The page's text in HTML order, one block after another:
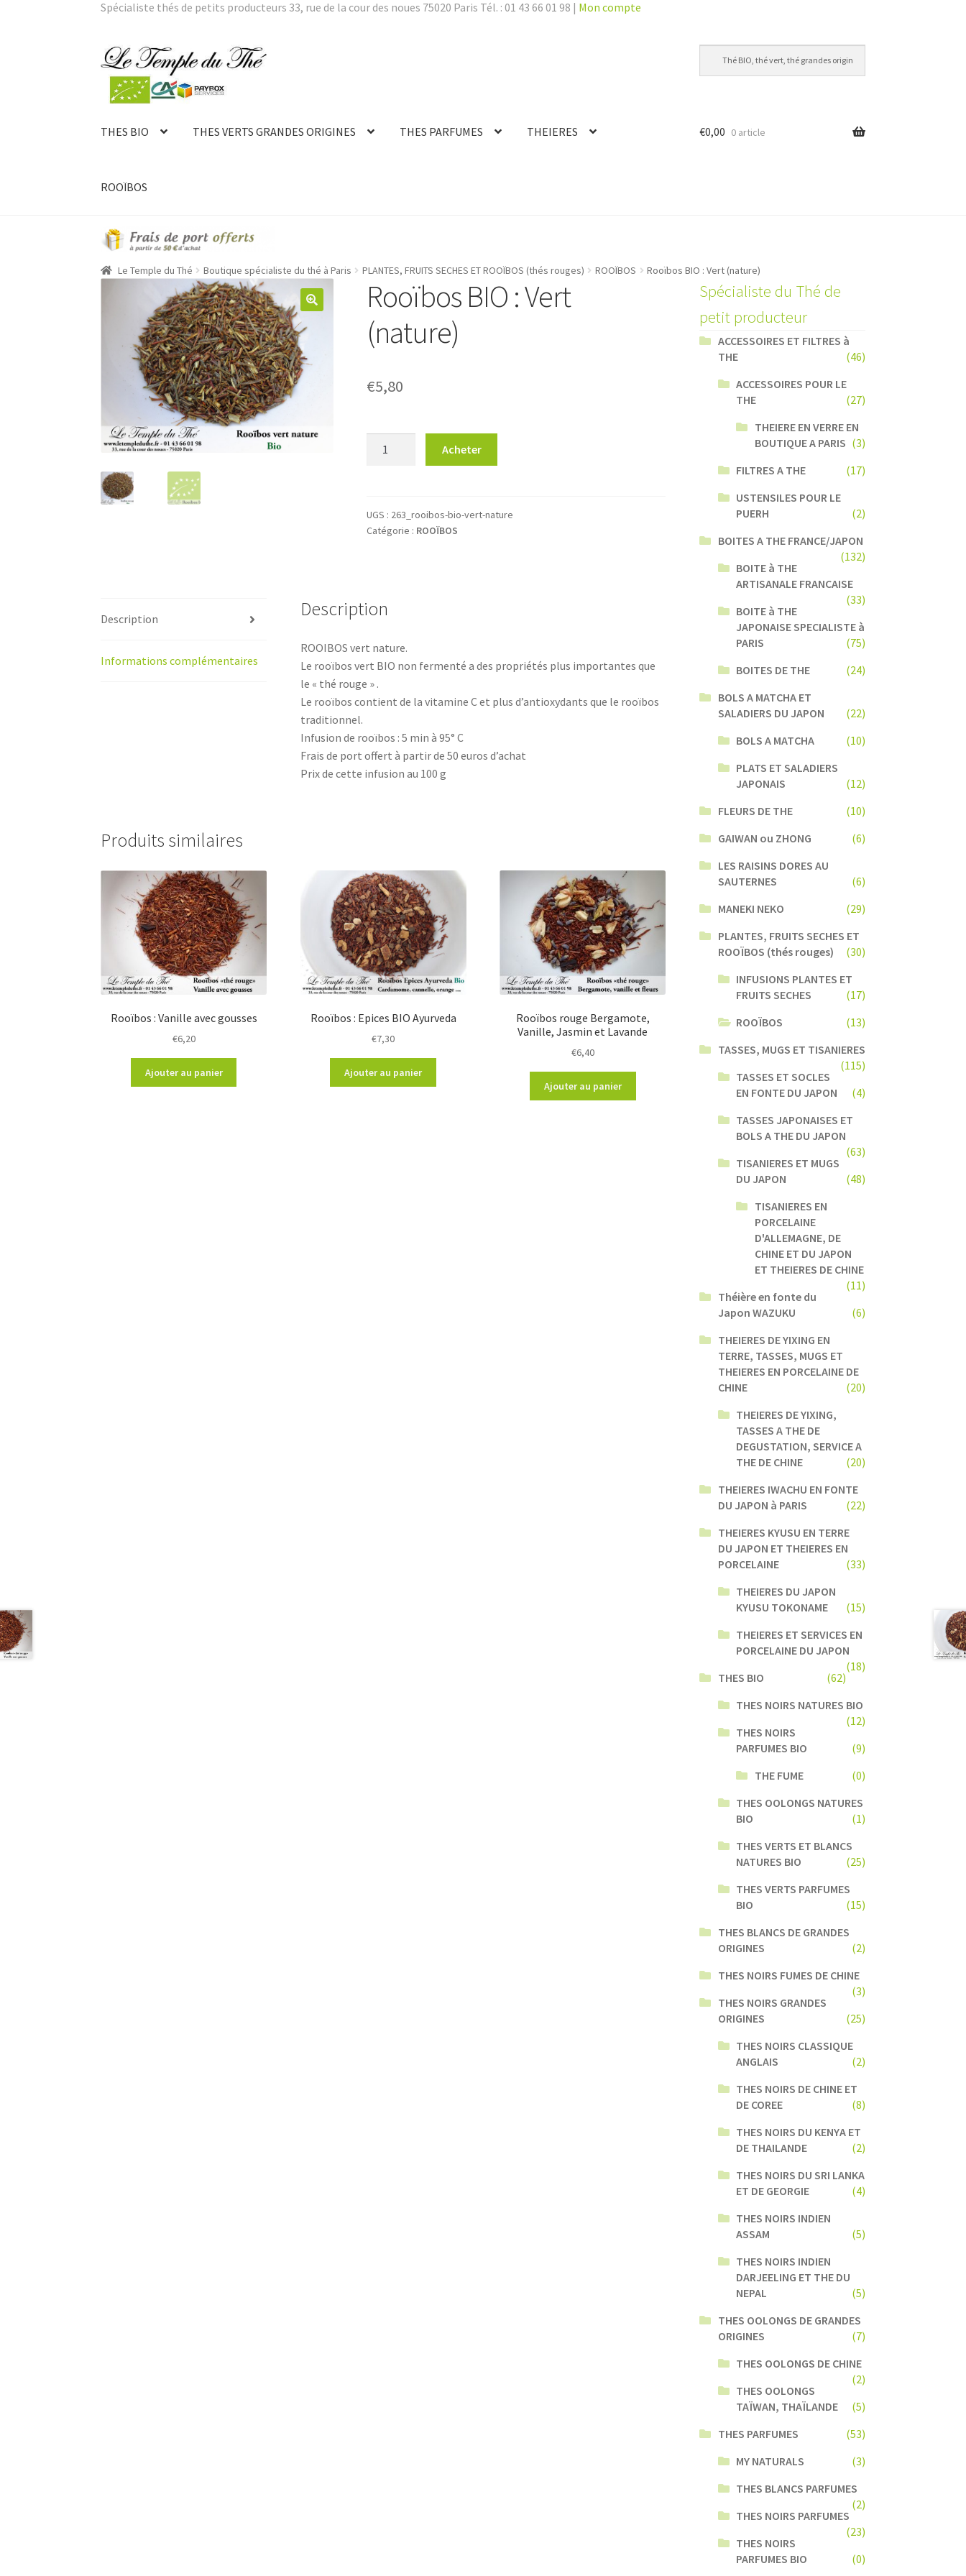
Spécialiste thés de petits producteurs 33, rue de la cour des noues 75020 Paris Tél. : 01 43 66 01 98 | Mon compte
Aller
à
navigation
Aller
au
contenu
THES BIO THES VERTS GRANDES ORIGINES THES PARFUMES THEIERES
ROOÏBOS
€0,00 0 article
Le Temple du Thé Boutique spécialiste du thé à Paris PLANTES, FRUITS SECHES ET ROOÏBOS (thés rouges) ROOÏBOS Rooïbos BIO : Vert (nature)
Rooïbos BIO : Vert
(nature)
€5,80
:
Vert
Acheter
UGS : 263_rooibos-bio-vert-nature
Catégorie : ROOÏBOS
Description
Informations complémentaires
Description
ROOIBOS vert nature.
Le rooïbos vert BIO non fermenté a des propriétés plus importantes que
le « thé rouge » .
Le rooïbos contient de la vitamine C et plus d’antioxydants que le rooïbos
traditionnel.
Infusion de rooïbos : 5 min à 95° C
Frais de port offert à partir de 50 euros d’achat
Prix de cette infusion au 100 g
Produits similaires
Rooïbos : Vanille avec gousses
€6,20
Ajouter au panier
Rooïbos : Epices BIO Ayurveda
€7,30
Ajouter au panier
Rooïbos rouge Bergamote,
Vanille, Jasmin et Lavande
€6,40
Ajouter au panier
Spécialiste du Thé de
petit producteur
ACCESSOIRES ET FILTRES à
THE
(46)
ACCESSOIRES POUR LE
THE
(27)
THEIERE EN VERRE EN
BOUTIQUE A PARIS (3)
FILTRES A THE
(17)
USTENSILES POUR LE
PUERH
(2)
BOITES A THE FRANCE/JAPON
(132)
BOITE à THE
ARTISANALE FRANCAISE
(33)
BOITE à THE
JAPONAISE SPECIALISTE à
PARIS
(75)
BOITES DE THE
(24)
BOLS A MATCHA ET
SALADIERS DU JAPON
(22)
BOLS A MATCHA
(10)
PLATS ET SALADIERS
JAPONAIS
(12)
FLEURS DE THE
(10)
GAIWAN ou ZHONG
(6)
LES RAISINS DORES AU
SAUTERNES
(6)
MANEKI NEKO
(29)
PLANTES, FRUITS SECHES ET
ROOÏBOS (thés rouges)
(30)
INFUSIONS PLANTES ET
FRUITS SECHES
(17)
ROOÏBOS
(13)
TASSES, MUGS ET TISANIERES
(115)
TASSES ET SOCLES
EN FONTE DU JAPON
(4)
TASSES JAPONAISES ET
BOLS A THE DU JAPON
(63)
TISANIERES ET MUGS
DU JAPON
(48)
TISANIERES EN
PORCELAINE
D'ALLEMAGNE, DE
CHINE ET DU JAPON
ET THEIERES DE CHINE
(11)
Théière en fonte du
Japon WAZUKU
(6)
THEIERES DE YIXING EN
TERRE, TASSES, MUGS ET
THEIERES EN PORCELAINE DE
CHINE
(20)
THEIERES DE YIXING,
TASSES A THE DE
DEGUSTATION, SERVICE A
THE DE CHINE
(20)
THEIERES IWACHU EN FONTE
DU JAPON à PARIS
(22)
THEIERES KYUSU EN TERRE
DU JAPON ET THEIERES EN
PORCELAINE
(33)
THEIERES DU JAPON
KYUSU TOKONAME
(15)
THEIERES ET SERVICES EN
PORCELAINE DU JAPON
(18)
THES BIO
(62)
THES NOIRS NATURES BIO
(12)
THES NOIRS
PARFUMES BIO
(9)
THE FUME
(0)
THES OOLONGS NATURES
BIO
(1)
THES VERTS ET BLANCS
NATURES BIO
(25)
THES VERTS PARFUMES
BIO
(15)
THES BLANCS DE GRANDES
ORIGINES
(2)
THES NOIRS FUMES DE CHINE
(3)
THES NOIRS GRANDES
ORIGINES
(25)
THES NOIRS CLASSIQUE
ANGLAIS
(2)
THES NOIRS DE CHINE ET
DE COREE
(8)
THES NOIRS DU KENYA ET
DE THAILANDE
(2)
THES NOIRS DU SRI LANKA
ET DE GEORGIE
(4)
THES NOIRS INDIEN
ASSAM
(5)
THES NOIRS INDIEN
DARJEELING ET THE DU
NEPAL
(5)
THES OOLONGS DE GRANDES
ORIGINES
(7)
THES OOLONGS DE CHINE
(2)
THES OOLONGS
TAÏWAN, THAÏLANDE
(5)
THES PARFUMES
(53)
MY NATURALS
(3)
THES BLANCS PARFUMES
(2)
THES NOIRS PARFUMES
(23)
THES NOIRS
PARFUMES BIO
(0)